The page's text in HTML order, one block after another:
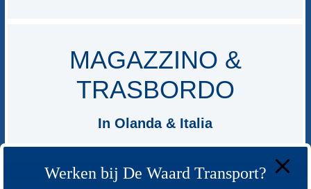
MAGAZZINO &
TRASBORDO
In Olanda & Italia
Werken bij De Waard Transport?